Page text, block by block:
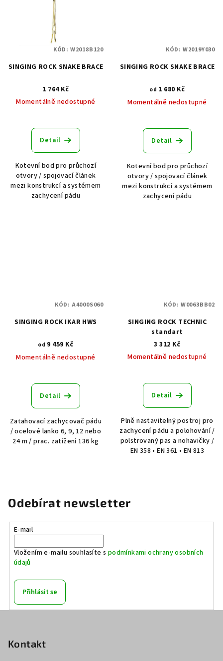
SINGING ROCK SNAKE BRACE
1 764 Kč
Momentálně nedostupné
Detail
Kotevní bod pro průchozí
otvory / spojovací článek
mezi konstrukcí a systémem
zachycení pádu
KÓD: W2018B120
SINGING ROCK SNAKE BRACE
od 1 680 Kč
Momentálně nedostupné
Detail
Kotevní bod pro průchozí
otvory / spojovací článek
mezi konstrukcí a systémem
zachycení pádu
KÓD: W2019Y030
SINGING ROCK IKAR HWS
od 9 459 Kč
Momentálně nedostupné
Detail
Zatahovací zachycovač pádu
/ ocelové lanko 6, 9, 12 nebo
24 m / prac. zatížení 136 kg
KÓD: A4000S060
SINGING ROCK TECHNIC
standart
3 312 Kč
Momentálně nedostupné
Detail
Plně nastavitelný postroj pro
zachycení pádu a polohování /
polstrovaný pas a nohavičky /
EN 358 • EN 361 • EN 813
KÓD: W0063BB02
Odebírat newsletter
E-mail
Vložením e-mailu souhlasíte s podmínkami ochrany osobních
údajů
Přihlásit se
Kontakt